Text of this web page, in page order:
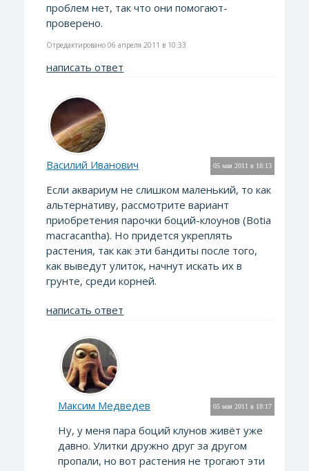
проблем нет, так что они помогают-
проверено.
Отредактировано 06 апреля 2011 в 10:33
написать ответ
05 мая 2011 в 18:13
Василий Иванович
Если аквариум не слишком маленький, то как
альтернативу, рассмотрите вариант
приобретения парочки боций-клоунов (Botia
macracantha). Но придется укреплять
растения, так как эти бандиты после того,
как выведут улиток, начнут искать их в
грунте, среди корней.
написать ответ
05 мая 2011 в 18:17
Максим Медведев
Ну, у меня пара боций клунов живёт уже
давно. Улитки дружно друг за другом
пропали, но вот растения не трогают эти